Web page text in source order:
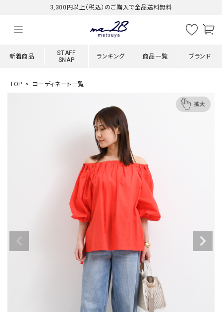
3,300円以上（税込）のご購入で全品送料無料
新着商品
STAFF
SNAP
ランキング 商品一覧 ブランド
TOP コーディネート一覧